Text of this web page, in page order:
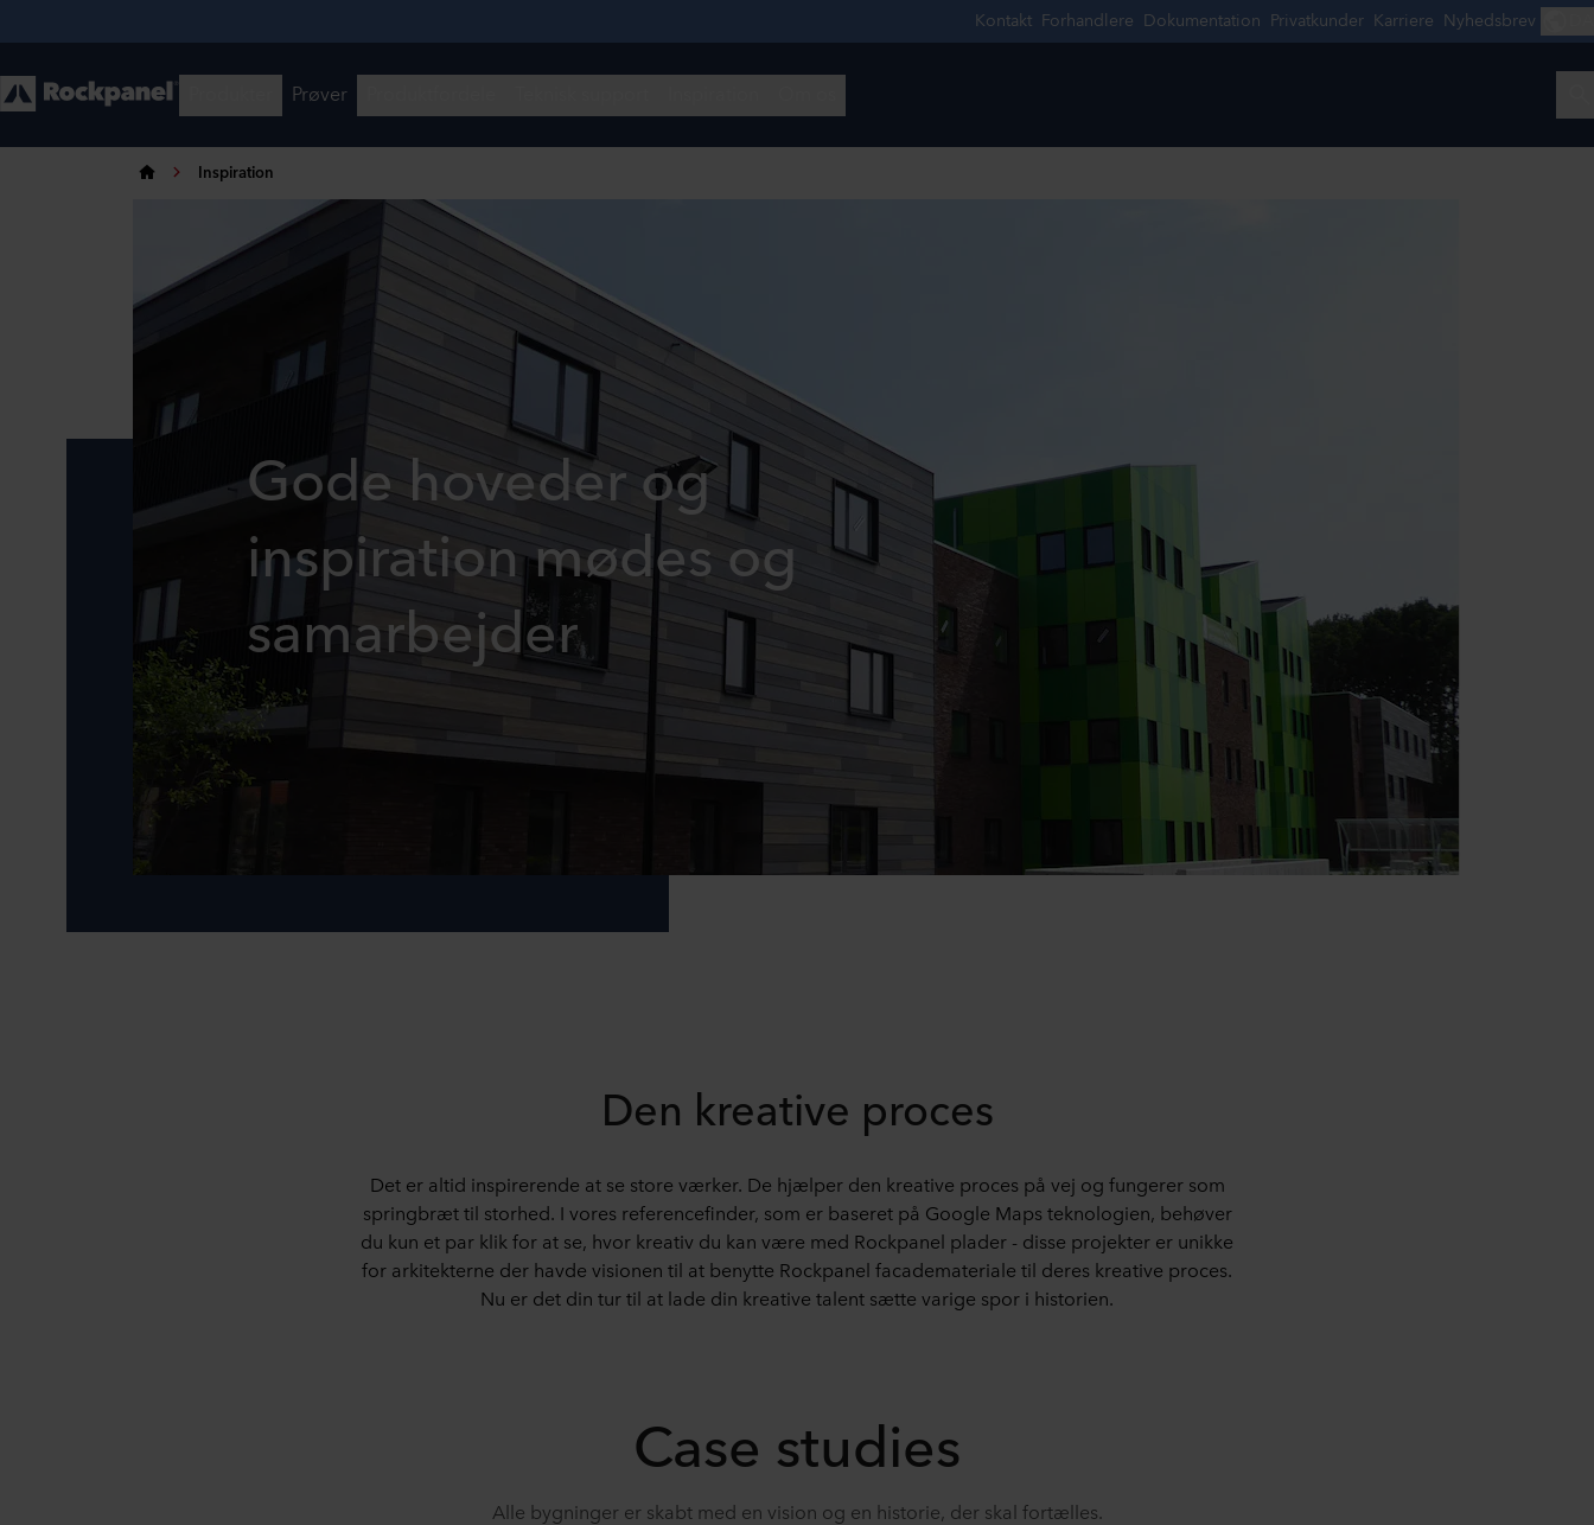
Inspiration
Gode hoveder og
inspiration mødes og
samarbejder
Den kreative proces
Det er altid inspirerende at se store værker. De hjælper den kreative proces på vej og fungerer som
springbræt til storhed. I vores referencefinder, som er baseret på Google Maps teknologien, behøver
du kun et par klik for at se, hvor kreativ du kan være med Rockpanel plader - disse projekter er unikke
for arkitekterne der havde visionen til at benytte Rockpanel facademateriale til deres kreative proces.
Nu er det din tur til at lade din kreative talent sætte varige spor i historien.
Case studies
Alle bygninger er skabt med en vision og en historie, der skal fortælles.